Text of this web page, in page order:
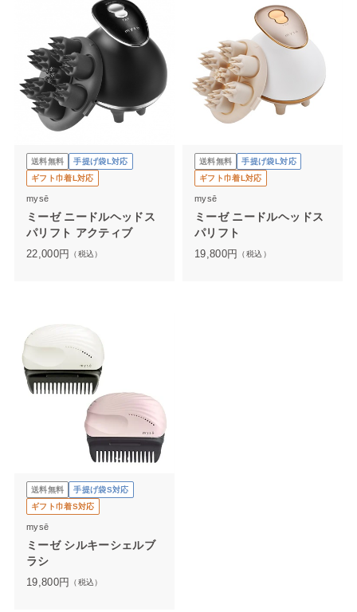
送料無料
手提げ袋L対応
ギフト巾着L対応
mysē
ミーゼ ニードルヘッドス
パリフト アクティブ
22,000円 （税込）
送料無料
手提げ袋L対応
ギフト巾着L対応
mysē
ミーゼ ニードルヘッドス
パリフト
19,800円 （税込）
送料無料
手提げ袋S対応
ギフト巾着S対応
mysē
ミーゼ シルキーシェルブ
ラシ
19,800円 （税込）